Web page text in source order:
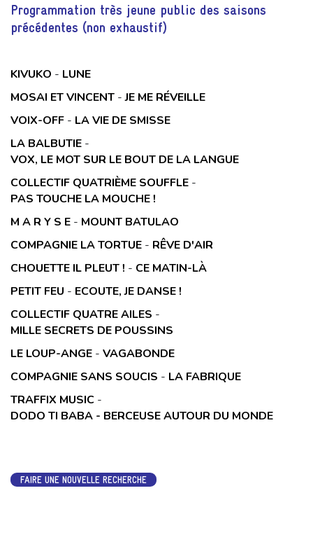
Programmation très jeune public des saisons
précédentes (non exhaustif)
KIVUKO - LUNE
MOSAI ET VINCENT -JE ME RÉVEILLE
VOIX-OFF - LA VIE DE SMISSE
LA BALBUTIE -
VOX, LE MOT SUR LE BOUT DE LA LANGUE
COLLECTIF QUATRIÈME SOUFFLE -
PAS TOUCHE LA MOUCHE !
M A R Y S E - MOUNT BATULAO
COMPAGNIE LA TORTUE - RÊVE D'AIR
CHOUETTE IL PLEUT ! - CE MATIN-LÀ
PETIT FEU - ECOUTE, JE DANSE !
COLLECTIF QUATRE AILES -
MILLE SECRETS DE POUSSINS
LE LOUP-ANGE - VAGABONDE
COMPAGNIE SANS SOUCIS - LA FABRIQUE
TRAFFIX MUSIC -
DODO TI BABA - BERCEUSE AUTOUR DU MONDE
FAIRE UNE NOUVELLE RECHERCHE